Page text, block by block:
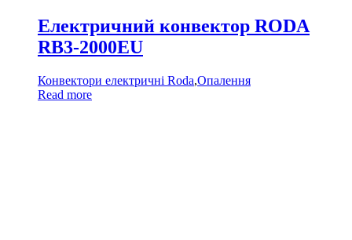
Електричний конвектор RODA
RB3-2000EU
Конвектори електричні Roda,Опалення
Read more